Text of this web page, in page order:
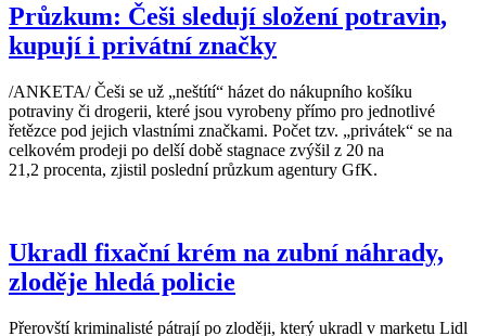
Průzkum: Češi sledují složení potravin,
kupují i privátní značky
/ANKETA/ Češi se už „neštítí“ házet do nákupního košíku
potraviny či drogerii, které jsou vyrobeny přímo pro jednotlivé
řetězce pod jejich vlastními značkami. Počet tzv. „privátek“ se na
celkovém prodeji po delší době stagnace zvýšil z 20 na
21,2 procenta, zjistil poslední průzkum agentury GfK.
Ukradl fixační krém na zubní náhrady,
zloděje hledá policie
Přerovští kriminalisté pátrají po zloději, který ukradl v marketu Lidl